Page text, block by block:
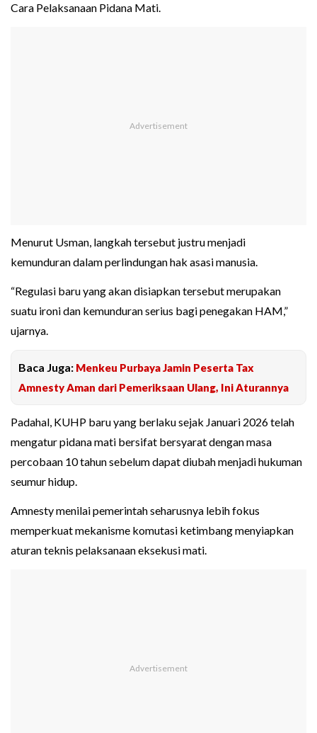
Cara Pelaksanaan Pidana Mati.
Menurut Usman, langkah tersebut justru menjadi
kemunduran dalam perlindungan hak asasi manusia.
“Regulasi baru yang akan disiapkan tersebut merupakan
suatu ironi dan kemunduran serius bagi penegakan HAM,”
ujarnya.
Baca Juga: Menkeu Purbaya Jamin Peserta Tax
Amnesty Aman dari Pemeriksaan Ulang, Ini Aturannya
Padahal, KUHP baru yang berlaku sejak Januari 2026 telah
mengatur pidana mati bersifat bersyarat dengan masa
percobaan 10 tahun sebelum dapat diubah menjadi hukuman
seumur hidup.
Amnesty menilai pemerintah seharusnya lebih fokus
memperkuat mekanisme komutasi ketimbang menyiapkan
aturan teknis pelaksanaan eksekusi mati.